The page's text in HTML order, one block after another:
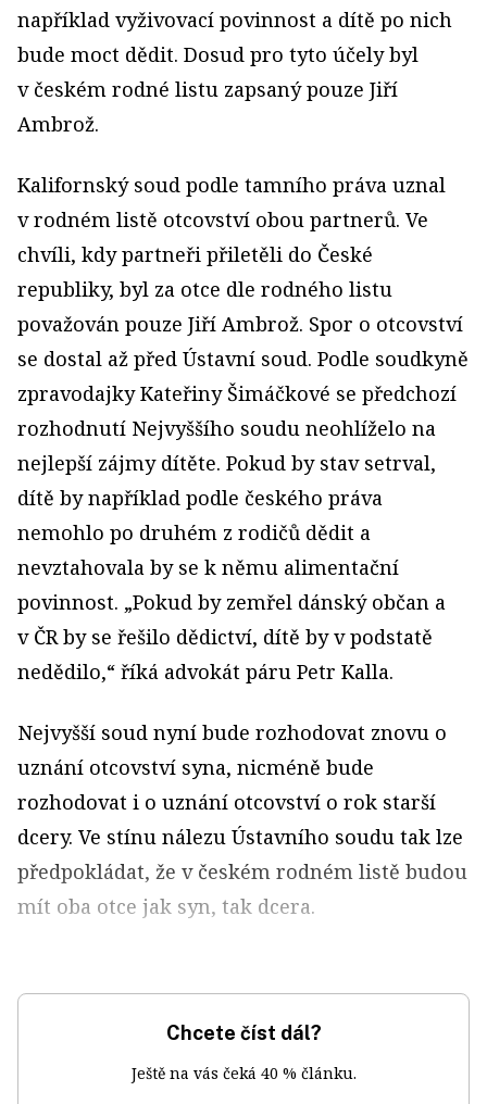
například vyživovací povinnost a dítě po nich
bude moct dědit. Dosud pro tyto účely byl
v českém rodné listu zapsaný pouze Jiří
Ambrož.
Kalifornský soud podle tamního práva uznal
v rodném listě otcovství obou partnerů. Ve
chvíli, kdy partneři přiletěli do České
republiky, byl za otce dle rodného listu
považován pouze Jiří Ambrož. Spor o otcovství
se dostal až před Ústavní soud. Podle soudkyně
zpravodajky Kateřiny Šimáčkové se předchozí
rozhodnutí Nejvyššího soudu neohlíželo na
nejlepší zájmy dítěte. Pokud by stav setrval,
dítě by například podle českého práva
nemohlo po druhém z rodičů dědit a
nevztahovala by se k němu alimentační
povinnost. „Pokud by zemřel dánský občan a
v ČR by se řešilo dědictví, dítě by v podstatě
nedědilo,“ říká advokát páru Petr Kalla.
Nejvyšší soud nyní bude rozhodovat znovu o
uznání otcovství syna, nicméně bude
rozhodovat i o uznání otcovství o rok starší
dcery. Ve stínu nálezu Ústavního soudu tak lze
předpokládat, že v českém rodném listě budou
mít oba otce jak syn, tak dcera.
Chcete číst dál?
Ještě na vás čeká 40 % článku.